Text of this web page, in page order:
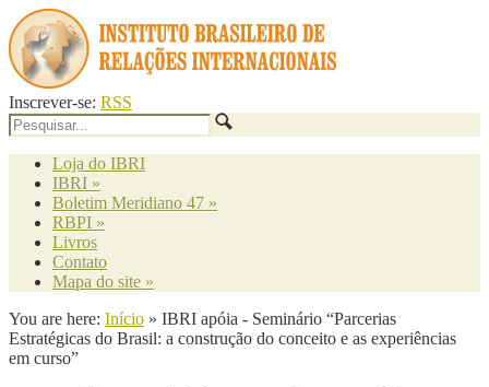
Inscrever-se: RSS
Loja do IBRI
IBRI »
Boletim Meridiano 47 »
RBPI »
Livros
Contato
Mapa do site »
You are here: Início » IBRI apóia - Seminário “Parcerias
Estratégicas do Brasil: a construção do conceito e as experiências
em curso”